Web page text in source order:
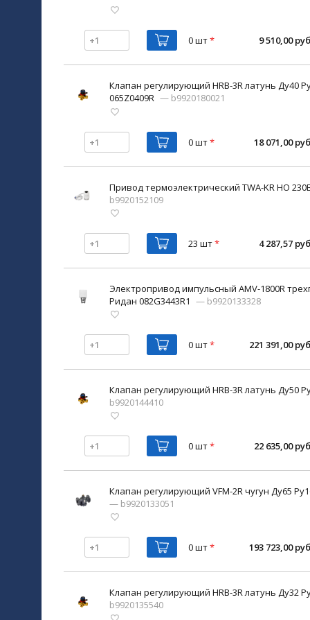
0 шт* 9 510,00
Клапан регулирующий HRB-3R латунь Ду40
065Z0409R — b9920180021
0 шт* 18 071,00
Привод термоэлектрический TWA-KR НО
b9920152109
23 шт* 4 287,57
Электропривод импульсный AMV-1800R
Ридан 082G3443R1 — b9920133328
0 шт* 221 391,00
Клапан регулирующий HRB-3R латунь Ду50
b9920144410
0 шт* 22 635,00
Клапан регулирующий VFM-2R чугун Ду65
— b9920133051
0 шт* 193 723,00
Клапан регулирующий HRB-3R латунь Ду32
b9920135540